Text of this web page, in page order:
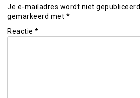
Je e-mailadres wordt niet gepubliceerd.
gemarkeerd met *
Reactie *